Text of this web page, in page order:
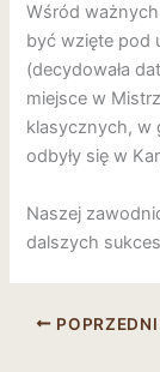
Wśród
być wzięte pod
(decydowała
miejsce w
klasycznych, w
odbyły się w
Naszej
dalszych
POPRZEDNI